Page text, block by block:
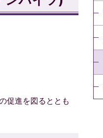
促進を図るととも